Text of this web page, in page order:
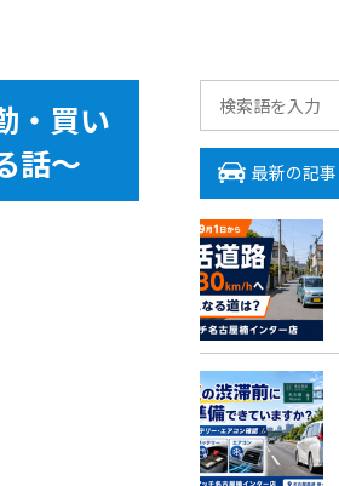
・買い
話～
最新の記事